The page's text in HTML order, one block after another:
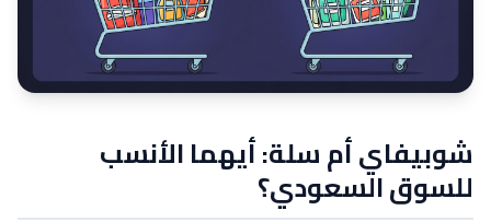
شوبيفاي أم سلة: أيهما الأنسب
للسوق السعودي؟